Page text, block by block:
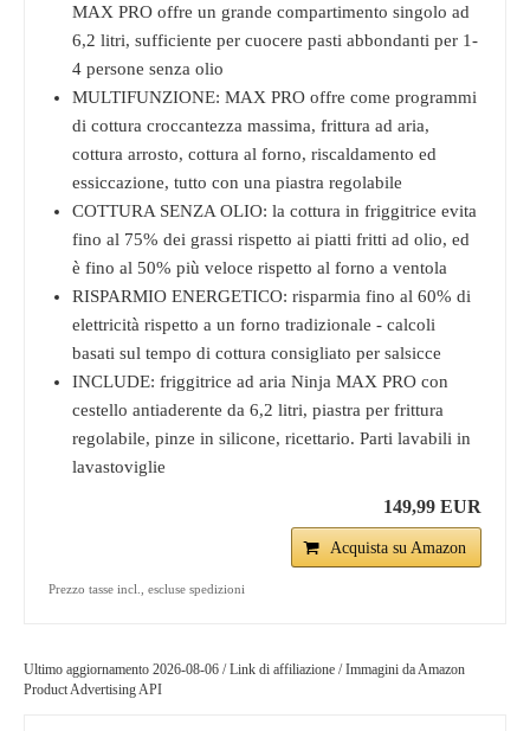
MAX PRO offre un grande compartimento singolo ad
6,2 litri, sufficiente per cuocere pasti abbondanti per 1-
4 persone senza olio
MULTIFUNZIONE: MAX PRO offre come programmi
di cottura croccantezza massima, frittura ad aria,
cottura arrosto, cottura al forno, riscaldamento ed
essiccazione, tutto con una piastra regolabile
COTTURA SENZA OLIO: la cottura in friggitrice evita
fino al 75% dei grassi rispetto ai piatti fritti ad olio, ed
è fino al 50% più veloce rispetto al forno a ventola
RISPARMIO ENERGETICO: risparmia fino al 60% di
elettricità rispetto a un forno tradizionale - calcoli
basati sul tempo di cottura consigliato per salsicce
INCLUDE: friggitrice ad aria Ninja MAX PRO con
cestello antiaderente da 6,2 litri, piastra per frittura
regolabile, pinze in silicone, ricettario. Parti lavabili in
lavastoviglie
149,99 EUR
Acquista su Amazon
Prezzo tasse incl., escluse spedizioni
Ultimo aggiornamento 2026-08-06 / Link di affiliazione / Immagini da Amazon
Product Advertising API